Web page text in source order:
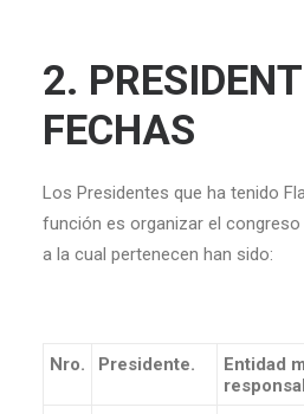
2.
FECHAS
Los Presidentes que ha tenido
función es organizar el
a la cual pertenecen han sido:
Nro. Presidente.
Entidad